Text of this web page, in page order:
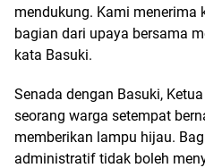
mendukung. Kami menerima
bagian dari upaya bersama
kata Basuki.
​Senada dengan Basuki,
seorang warga setempat
memberikan lampu hijau.
administratif tidak boleh